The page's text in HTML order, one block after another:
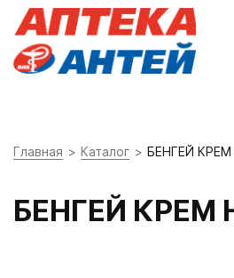
Главная Каталог БЕНГЕЙ
БЕНГЕЙ КРЕМ